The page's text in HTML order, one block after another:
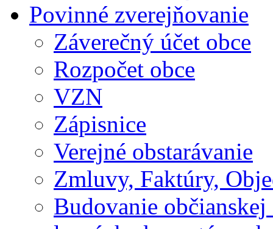
Povinné zverejňovanie
Záverečný účet obce
Rozpočet obce
VZN
Zápisnice
Verejné obstarávanie
Zmluvy, Faktúry,
Budovanie